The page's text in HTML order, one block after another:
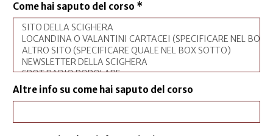
Come hai saputo del corso *
Altre info su come hai saputo del corso